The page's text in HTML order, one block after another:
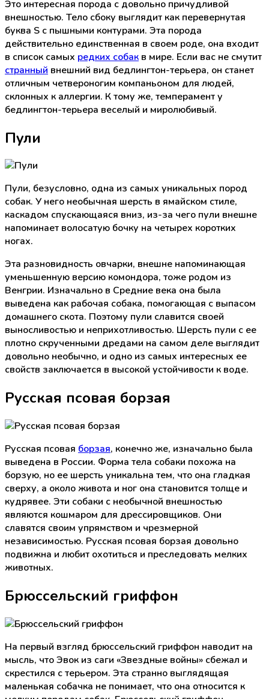
Это интересная порода с довольно причудливой
внешностью. Тело сбоку выглядит как перевернутая
буква S с пышными контурами. Эта порода
действительно единственная в своем роде, она входит
в список самых редких собак в мире. Если вас не смутит
странный внешний вид бедлингтон-терьера, он станет
отличным четвероногим компаньоном для людей,
склонных к аллергии. К тому же, темперамент у
бедлингтон-терьера веселый и миролюбивый.
Пули
Пули, безусловно, одна из самых уникальных пород
собак. У него необычная шерсть в ямайском стиле,
каскадом спускающаяся вниз, из-за чего пули внешне
напоминает волосатую бочку на четырех коротких
ногах.
Эта разновидность овчарки, внешне напоминающая
уменьшенную версию комондора, тоже родом из
Венгрии. Изначально в Средние века она была
выведена как рабочая собака, помогающая с выпасом
домашнего скота. Поэтому пули славится своей
выносливостью и неприхотливостью. Шерсть пули с ее
плотно скрученными дредами на самом деле выглядит
довольно необычно, и одно из самых интересных ее
свойств заключается в высокой устойчивости к воде.
Русская псовая борзая
Русская псовая борзая, конечно же, изначально была
выведена в России. Форма тела собаки похожа на
борзую, но ее шерсть уникальна тем, что она гладкая
сверху, а около живота и ног она становится толще и
кудрявее. Эти собаки с необычной внешностью
являются кошмаром для дрессировщиков. Они
славятся своим упрямством и чрезмерной
независимостью. Русская псовая борзая довольно
подвижна и любит охотиться и преследовать мелких
животных.
Брюссельский гриффон
На первый взгляд брюссельский гриффон наводит на
мысль, что Эвок из саги «Звездные войны» сбежал и
скрестился с терьером. Эта странно выглядящая
маленькая собачка не понимает, что она относится к